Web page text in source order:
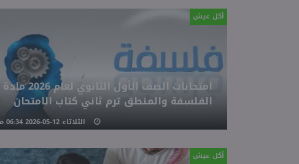
أكل عيش
امتحانات الصف الأول الثانوي لعام 2026 مادة
الفلسفة والمنطق ترم ثاني كتاب الامتحان
الثلاثاء 12-05-2026 06:34 مـ
أكل عيش